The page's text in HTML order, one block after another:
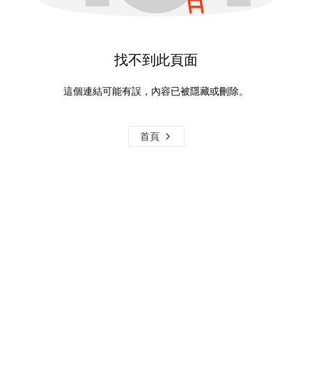
找不到此頁面
這個連結可能有誤，內容已被隱藏或刪除。
首頁